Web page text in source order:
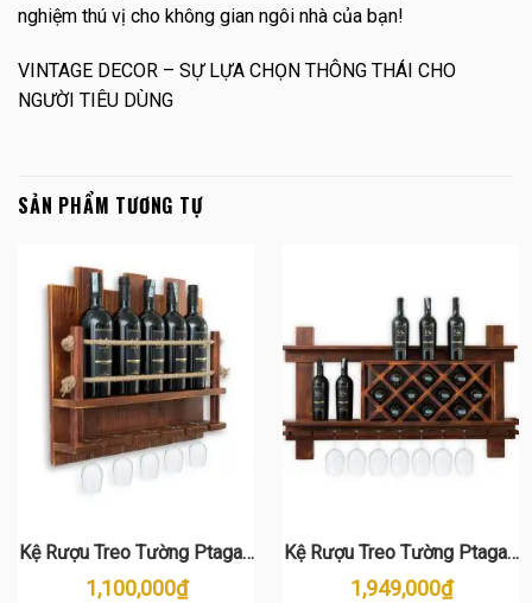
nghiệm thú vị cho không gian ngôi nhà của bạn!
VINTAGE DECOR – SỰ LỰA CHỌN THÔNG THÁI CHO
NGƯỜI TIÊU DÙNG
SẢN PHẨM TƯƠNG TỰ
Kệ Rượu Treo Tường Ptagas
KR05
1,100,000₫
Kệ Rượu Treo Tường Ptagas
KR32
1,949,000₫